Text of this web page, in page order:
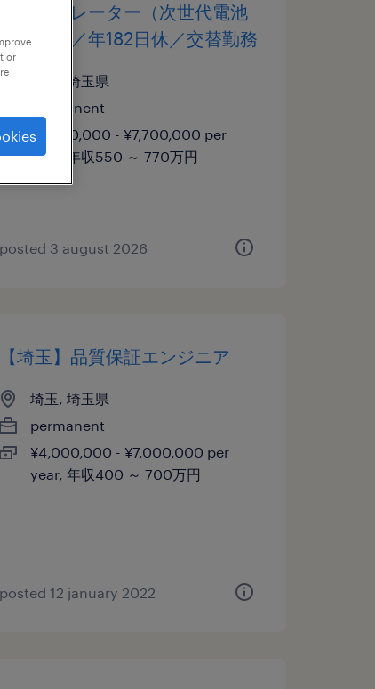
製造オペレーター（次世代電池
材料）／年182日休／交替勤務
埼玉, 埼玉県
permanent
¥5,500,000 - ¥7,700,000 per
year, 年収550 ～ 770万円
posted 3 august 2026
【埼玉】品質保証エンジニア
埼玉, 埼玉県
permanent
¥4,000,000 - ¥7,000,000 per
year, 年収400 ～ 700万円
posted 12 january 2022
or